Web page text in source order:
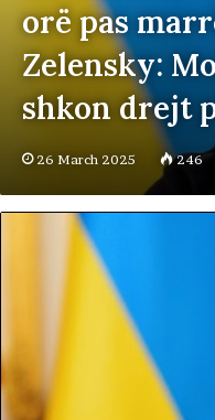
orë pas
Zelensky:
shkon drejt
26 March 2025 246